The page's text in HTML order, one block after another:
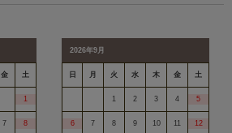
金 土
1
7 8
2026年9月
日 月 火 水 木 金 土
1 2 3 4 5
6 7 8 9 10 11 12